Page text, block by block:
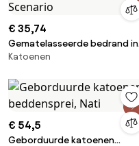
€ 35,74
Gematelasseerde bedrand in
zuiver katoen, Scenario
Katoenen
€ 54,5
Geborduurde katoenen